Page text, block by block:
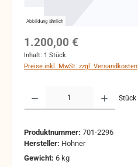
Abbildung ähnlich
Regulärer Preis:
1.200,00 €
Inhalt: 1 Stück
Preise inkl. MwSt. zzgl. Versandkosten
Stück
Produktnummer: 701-2296
Hersteller: Hohner
Gewicht: 6 kg